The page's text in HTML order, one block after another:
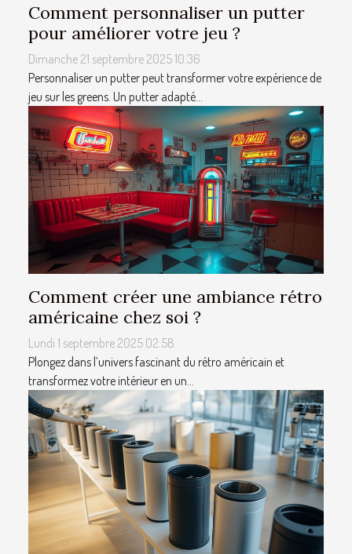
Comment personnaliser un putter
pour améliorer votre jeu ?
Dimanche 21 septembre 2025 10:36
Personnaliser un putter peut transformer votre expérience de
jeu sur les greens. Un putter adapté...
Comment créer une ambiance rétro
américaine chez soi ?
Lundi 1 septembre 2025 02:58
Plongez dans l’univers fascinant du rétro américain et
transformez votre intérieur en un...